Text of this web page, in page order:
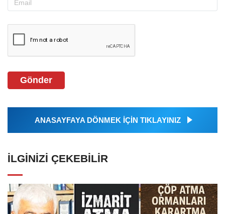
Gönder
ANASAYFAYA DÖNMEK İÇİN TIKLAYINIZ
İLGINIZI ÇEKEBILIR